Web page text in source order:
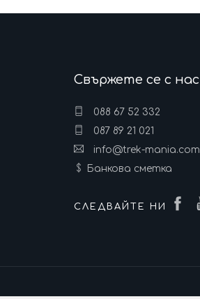
Свържете се с нас
088 67 52 332
087 89 21 021
info@trek-mania.com
Банкова сметка
СЛЕДВАЙТЕ НИ